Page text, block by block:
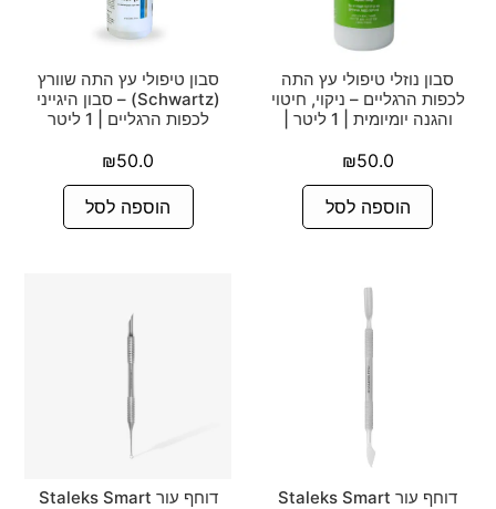
סבון נוזלי טיפולי עץ התה
לכפות הרגליים – ניקוי, חיטוי
והגנה יומיומית | 1 ליטר |
₪50.0
הוספה לסל
סבון טיפולי עץ התה שוורץ
(Schwartz) – סבון היגייני
לכפות הרגליים | 1 ליטר
₪50.0
הוספה לסל
דוחף עור Staleks Smart
דוחף עור Staleks Smart